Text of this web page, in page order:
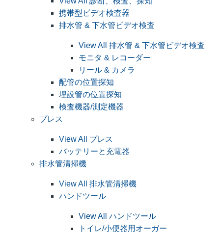
携帯型ビデオ検査器
排水管 & 下水管ビデオ検査
View All 排水管 & 下水管ビデオ検査
モニタ & レコーダー
リール & カメラ
配管の位置探知
埋設管の位置探知
検査機器/測定機器
プレス
View All プレス
バッテリーと充電器
排水管清掃機
View All 排水管清掃機
ハンドツール
View All ハンドツール
トイレ/小便器用オーガー